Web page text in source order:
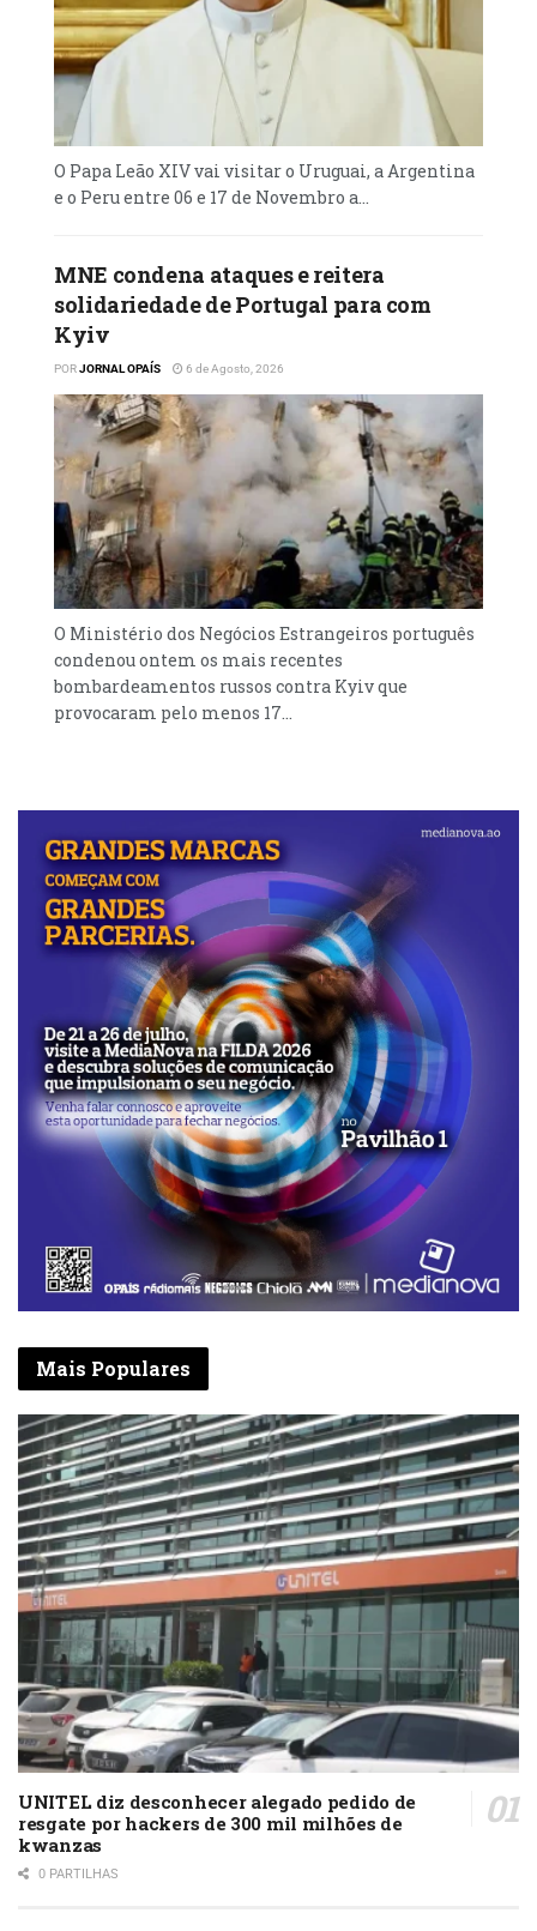
O Papa Leão XIV vai visitar o Uruguai, a Argentina
e o Peru entre 06 e 17 de Novembro a...
MNE condena ataques e reitera
solidariedade de Portugal para com
Kyiv
PORJORNAL OPAÍS 6 de Agosto, 2026
O Ministério dos Negócios Estrangeiros português
condenou ontem os mais recentes
bombardeamentos russos contra Kyiv que
provocaram pelo menos 17...
Mais Populares
UNITEL diz desconhecer alegado pedido de
resgate por hackers de 300 mil milhões de
kwanzas
0 PARTILHAS